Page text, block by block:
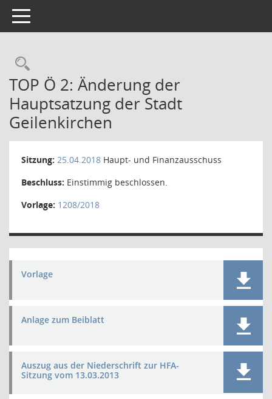
Toggle navigation
Rechercheauswahl
TOP Ö 2: Änderung der
Hauptsatzung der Stadt
Geilenkirchen
Sitzung: 25.04.2018 Haupt- und Finanzausschuss
Beschluss: Einstimmig beschlossen.
Vorlage: 1208/2018
Vorlage
Anlage zum Beiblatt
Auszug aus der Niederschrift zur HFA-
Sitzung vom 13.03.2013